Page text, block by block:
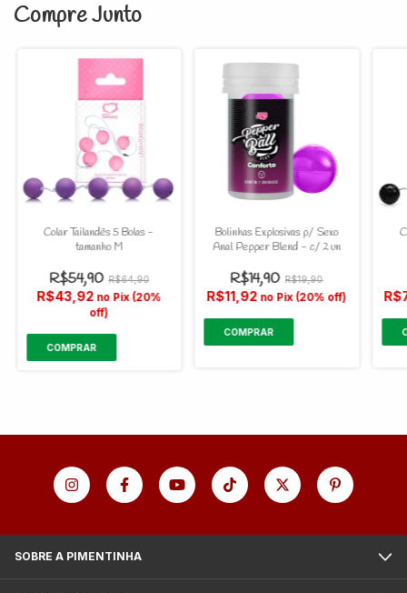
Compre Junto
Colar Tailandês 5 Bolas -
tamanho M
R$54,90 R$64,90
R$43,92 no Pix (20%
off)
Bolinhas Explosivas p/ Sexo
Anal Pepper Blend - c/ 2 un
R$14,90 R$19,90
R$11,92 no Pix (20% off)
SOBRE A PIMENTINHA